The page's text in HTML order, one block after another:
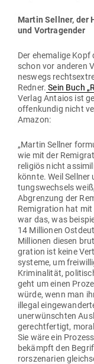
Martin Sellner, der
und Vortragender
Der ehe­malige Kopf
schon vor anderen
neswegs
Redner. Sein Buch
Verlag Antaios ist
offen­kundig nicht
Amazon:
„Martin Sellner
wie mit der
religiös nicht
könnte. Weil
tungs­wechsels
Abgrenzung der
Remi­gration hat
war das, was
14 Mil­lionen
Mil­lionen diesen
gration ist keine
systeme, um
Kri­mi­na­lität,
geht um einen
würde, wenn man
illegal
uner­wünschten
gerecht­fertigt,
Sie wäre ein
bekämpft den
ror­sze­narien